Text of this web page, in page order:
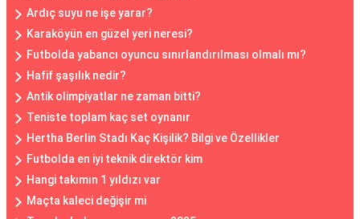
Ardıç suyu ne işe yarar?
Karaköyün en güzel yeri neresi?
Futbolda yabancı oyuncu sınırlandırılması olmalı mı?
Hafif şaşılık nedir?
Antik olimpiyatlar ne zaman bitti?
Teniste toplam kaç set oynanır
Hertha Berlin Stadı Kaç Kişilik? Bilgi ve Özellikler
Futbolda en iyi teknik direktör kim
Hangi takımın 1 yıldızı var
Maçta kaleci değişir mi